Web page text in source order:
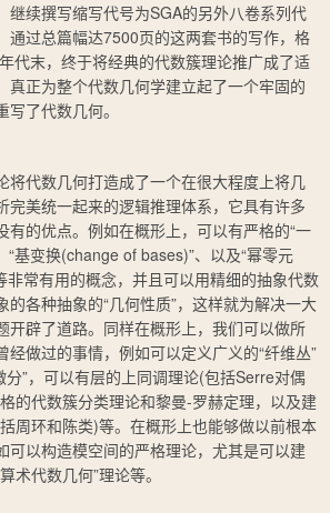
继续撰写缩写代号为SGA的另外八卷系列代
通过总篇幅达7500页的这两套书的写作，格
代末，终于将经典的代数簇理论推广成了适
真正为整个代数几何学建立起了一个牢固的
了代数几何。
将代数几何打造成了一个在很大程度上将几
完美统一起来的逻辑推理体系，它具有许多
有的优点。例如在概形上，可以有严格的“一
基变换(change of bases)”、以及“幂零元
非常有用的概念，并且可以用精细的抽象代数
的各种抽象的“几何性质”，这样就为解决一大
开辟了道路。同样在概形上，我们可以做所
经做过的事情，例如可以定义广义的“纤维丛”
分”，可以有层的上同调理论(包括Serre对偶
的代数簇分类理论和黎曼-罗赫定理，以及建
周环和陈类)等。在概形上也能够做以前根本
可以构造模空间的严格理论，尤其是可以建
术代数几何”理论等。